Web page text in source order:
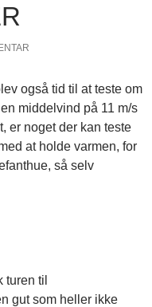
også tid til at teste om
middelvind på 11 m/s
er noget der kan teste
at holde varmen, for
så selv
turen til
gut som heller ikke